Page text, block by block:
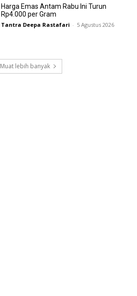
Harga Emas Antam Rabu Ini Turun
Rp4.000 per Gram
Tantra Deepa Rastafari - 5 Agustus 2026
Muat lebih banyak